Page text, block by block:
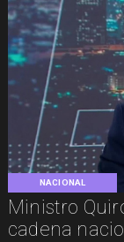
NACIONAL
Ministro
cadena